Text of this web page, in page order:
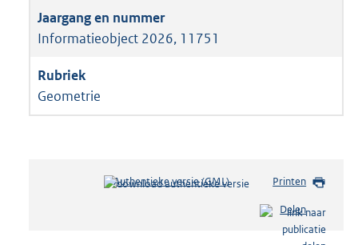
Informatieobject 2026, 11751
Geometrie
Authentieke versie (GML)b
Printen
Delen